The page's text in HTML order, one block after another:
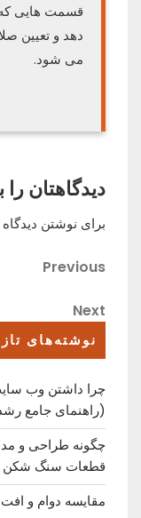
قسمت هایی
دهد و تعیین
می شود.
دیدگاهتان را
برای نوشتن دیدگاه
راهبری
نوشته
Previous
Previous
Next
Next
نوشته‌های
چرا داشتن وب
(راهنمای جامع
چگونه طراحی و
قطعات سنگ شکن
مقایسه دوام و